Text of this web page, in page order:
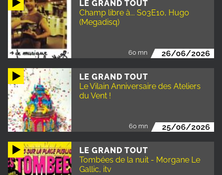
LE GRAND TOUT
Champ libre à... S03E10, Hugo
(Megadisq)
60 mn 26/06/2026
LE GRAND TOUT
Le Vilain Anniversaire des Ateliers
du Vent !
60 mn 25/06/2026
LE GRAND TOUT
Tombées de la nuit - Morgane Le
Gallic, itv